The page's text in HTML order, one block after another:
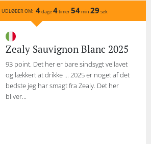
UDLØBER OM: 4dage4timer54min 29 sek
Zealy Sauvignon Blanc 2025
93 point. Det her er bare sindsygt vellavet
og lækkert at drikke ... 2025 er noget af det
bedste jeg har smagt fra Zealy. Det her
bliver...